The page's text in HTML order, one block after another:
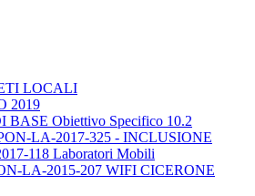
LOCALI
2019
BASE Obiettivo Specifico 10.2
LA-2017-325 - INCLUSIONE
118 Laboratori Mobili
LA-2015-207 WIFI CICERONE